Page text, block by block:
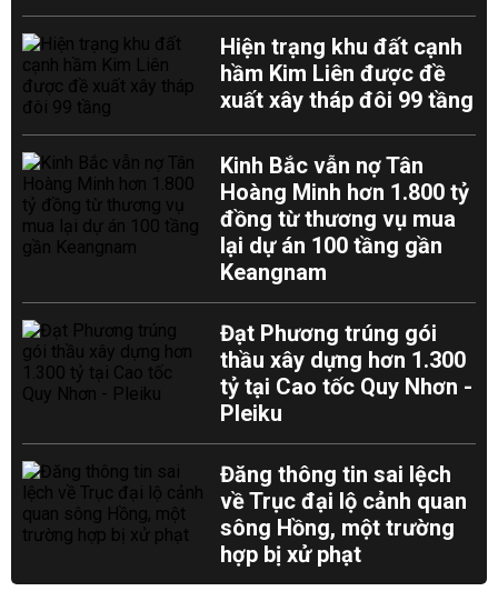
Hiện trạng khu đất cạnh
hầm Kim Liên được đề
xuất xây tháp đôi 99 tầng
Kinh Bắc vẫn nợ Tân
Hoàng Minh hơn 1.800 tỷ
đồng từ thương vụ mua
lại dự án 100 tầng gần
Keangnam
Đạt Phương trúng gói
thầu xây dựng hơn 1.300
tỷ tại Cao tốc Quy Nhơn -
Pleiku
Đăng thông tin sai lệch
về Trục đại lộ cảnh quan
sông Hồng, một trường
hợp bị xử phạt